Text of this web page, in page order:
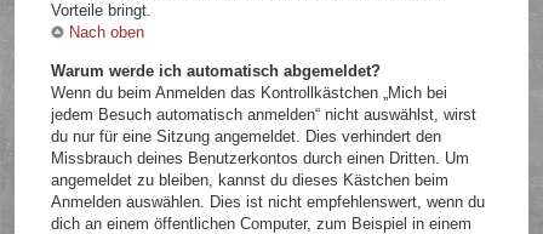
Vorteile bringt.
Nach oben
Warum werde ich automatisch abgemeldet?
Wenn du beim Anmelden das Kontrollkästchen „Mich bei
jedem Besuch automatisch anmelden“ nicht auswählst, wirst
du nur für eine Sitzung angemeldet. Dies verhindert den
Missbrauch deines Benutzerkontos durch einen Dritten. Um
angemeldet zu bleiben, kannst du dieses Kästchen beim
Anmelden auswählen. Dies ist nicht empfehlenswert, wenn du
dich an einem öffentlichen Computer, zum Beispiel in einem